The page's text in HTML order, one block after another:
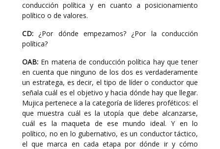
conducción política y en cuanto a posicionamiento
político o de valores.
CD: ¿Por dónde empezamos? ¿Por la conducción
política?
OAB: En materia de conducción política hay que tener
en cuenta que ninguno de los dos es verdaderamente
un estratega, es decir, el tipo de líder o conductor que
señala cuál es el objetivo y hacia dónde hay que llegar.
Mujica pertenece a la categoría de líderes proféticos: el
que muestra cuál es la utopía que debe alcanzarse,
cuál es la maqueta de ese mundo ideal. Y en lo
político, no en lo gubernativo, es un conductor táctico,
el que marca en cada etapa por dónde ir y cómo